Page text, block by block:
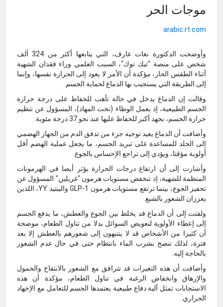
موجات الحر
arabic.rt.com
وأوضحت الدكتورة نغات عارف، التي يتابعها أكثر من 324 ألف
شخص على منصة "تيك توك"، السبب العلمي وراء فقدان الشهية
أثناء الطقس الحار، مؤكدة أن الأمر لا يعود إلى الحرارة نفسها، وإنما
إلى الطريقة التي يستجيب بها الدماغ لحماية الجسم.
وقالت إن الدماغ يدخل في حالة تأهب للحفاظ على درجة حرارة
الجسم الطبيعية، إذ يعمل الوطاء (تحت المهاد)، المسؤول عن تنظيم
حرارة الجسم، بجهد أكبر للحفاظ عليها عند نحو 37 درجة مئوية.
وأضافت أن الدماغ يعيد توجيه جزء من تدفق الدم من الجهاز الهضمي
إلى الجلد للمساعدة على تبريد الجسم، ما يجعل عملية الهضم أقل
أولوية مؤقتا، ويؤدي إلى تراجع الإحساس بالجوع.
وأشارت إلى أن ارتفاع درجات الحرارة يؤثر أيضا في الهرمونات
المنظمة للشهية، إذ تنخفض مستويات هرمون "غريلين" المسؤول عن
تحفيز الجوع، بينما ترتفع مستويات هرمون GLP-1 والببتيد YY، اللذين
يعززان الشعور بالشبع.
ولفتت إلى أن الدماغ قد يخلط بين الجوع والعطش، ما يدفع الجسم
إلى إعطاء الأولوية لتعويض السوائل بدلا من تناول الطعام، موضحة
أن كثيرا من الأشخاص قد لا ينتبهون إلى شعورهم بالعطش إلا بعد
فترة، لذلك تنصح بشرب الماء بانتظام حتى في حال عدم الشعور
بالحاجة إليه.
وأضافت أن هذه التغيرات قد تترافق مع الشعور بالانتفاخ والخمول
والإرهاق وانخفاض الرغبة في تناول الطعام، مؤكدة أن هذه
الاستجابات تمثل آلية دفاع طبيعية يعتمدها الجسم للتعامل مع الإجهاد
الحراري.